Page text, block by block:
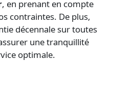
, en prenant en compte
contraintes. De plus,
décennale sur toutes
une tranquillité
optimale.